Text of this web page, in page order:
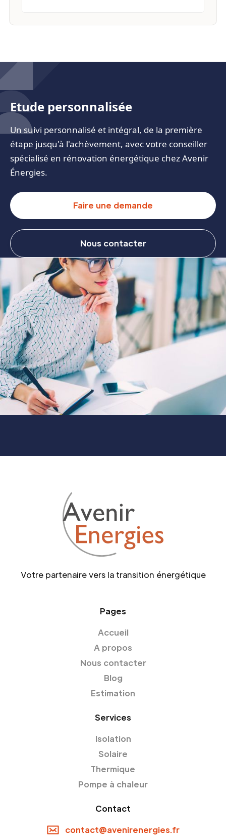
Etude personnalisée
Un suivi personnalisé et intégral, de la première
étape jusqu'à l'achèvement, avec votre conseiller
spécialisé en rénovation énergétique chez Avenir
Énergies.
Faire une demande
Nous contacter
Votre partenaire vers la transition énergétique
Pages
Accueil
A propos
Nous contacter
Blog
Estimation
Services
Isolation
Solaire
Thermique
Pompe à chaleur
Contact
contact@avenirenergies.fr